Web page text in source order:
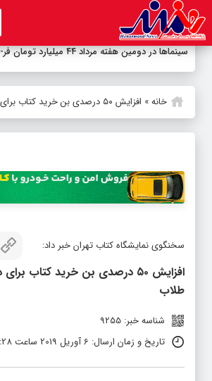
سینماها در دومین هفته‌ مرداد ۴۴ میلیارد تومان فروختند/
خانه» افزایش ۵۰ درصدی بن خرید کتاب برای دانشجویان و طلاب
سخنگوی نمایشگاه کتاب تهران خبر داد:
افزایش ۵۰ درصدی بن خرید کتاب
طلاب
شناسه خبر: 9255
تاریخ و زمان ارسال: 6 آوریل 2019 ساعت 11:28